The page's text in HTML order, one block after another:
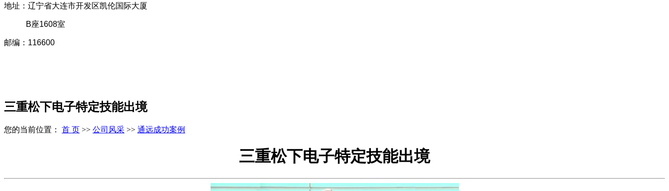
地址：辽宁省大连市开发区凯伦国际大厦
B座1608室
邮编 ： 116600
三重松下电子特定技能出境
您的当前位置： 首 页 >> 公司风采 >> 通远成功案例
三重松下电子特定技能出境